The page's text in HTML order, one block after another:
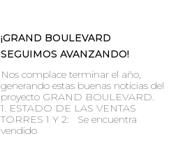
¡GRAND BOULEVARD
SEGUIMOS AVANZANDO!
Nos complace terminar el año,
generando estas buenas noticias del
proyecto GRAND BOULEVARD.
1. ESTADO DE LAS VENTAS
TORRES 1 Y 2: Se encuentra
vendido